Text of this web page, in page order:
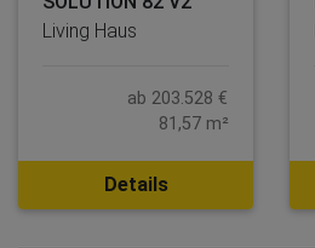
Living Haus
ab 203.528 €
81,57 m²
Details